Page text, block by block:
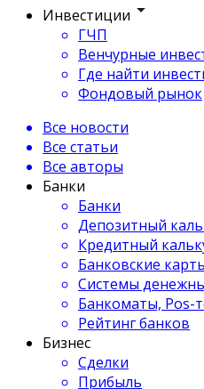
Инвестиции
ГЧП
Венчурные
Где найти
Фондовый рынок
Все новости
Все статьи
Все авторы
Банки
Банки
Депозитный
Кредитный
Банковские
Системы
Банкоматы, Pos-
Рейтинг банков
Бизнес
Сделки
Прибыль